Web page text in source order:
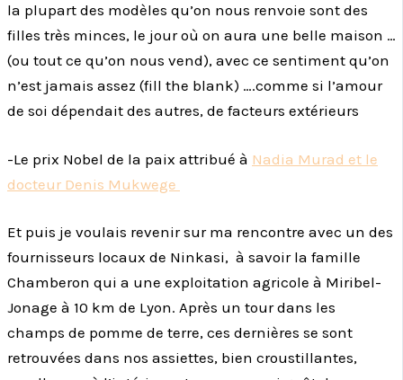
la plupart des modèles qu’on nous renvoie sont des
filles très minces, le jour où on aura une belle maison …
(ou tout ce qu’on nous vend), avec ce sentiment qu’on
n’est jamais assez (fill the blank) ….comme si l’amour
de soi dépendait des autres, de facteurs extérieurs
-Le prix Nobel de la paix attribué à Nadia Murad et le
docteur Denis Mukwege
Et puis je voulais revenir sur ma rencontre avec un des
fournisseurs locaux de Ninkasi, à savoir la famille
Chamberon qui a une exploitation agricole à Miribel-
Jonage à 10 km de Lyon. Après un tour dans les
champs de pomme de terre, ces dernières se sont
retrouvées dans nos assiettes, bien croustillantes,